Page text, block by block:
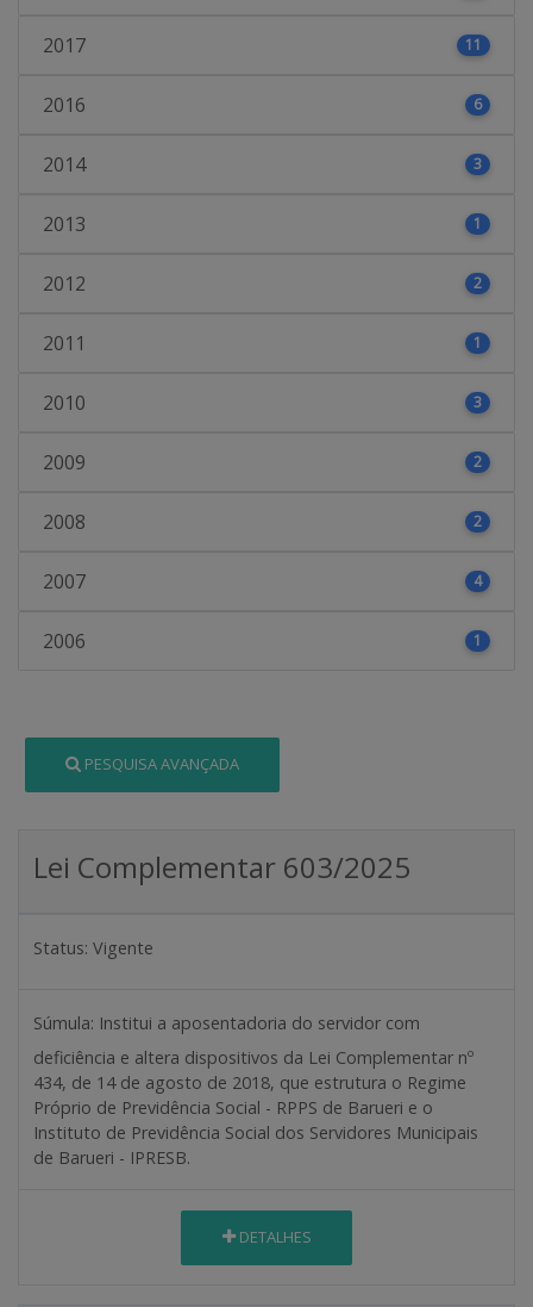
2017 11
2016 6
2014 3
2013 1
2012 2
2011 1
2010 3
2009 2
2008 2
2007 4
2006 1
PESQUISA AVANÇADA
Lei Complementar 603/2025
Status: Vigente
Súmula: Institui a aposentadoria do servidor com
deficiência e altera dispositivos da Lei Complementar nº
434, de 14 de agosto de 2018, que estrutura o Regime
Próprio de Previdência Social - RPPS de Barueri e o
Instituto de Previdência Social dos Servidores Municipais
de Barueri - IPRESB.
DETALHES